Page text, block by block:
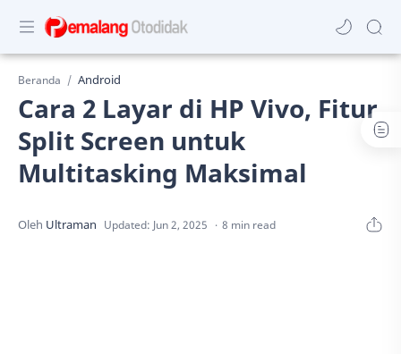
Beranda Android
Cara 2 Layar di HP Vivo, Fitur
Split Screen untuk
Multitasking Maksimal
8 min read